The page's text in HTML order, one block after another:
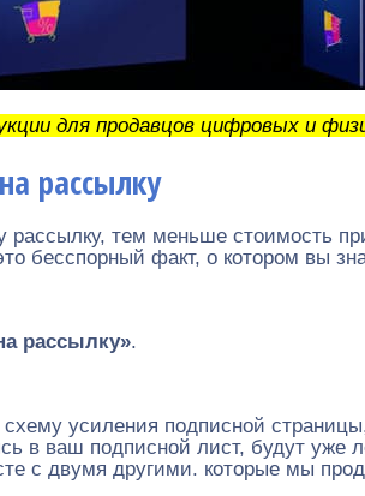
для продавцов цифровых и
рассылку
тем меньше стоимость
бесспорный факт, о котором вы
рассылку».
усиления подписной
в ваш подписной лист, будут
с двумя другими. которые мы